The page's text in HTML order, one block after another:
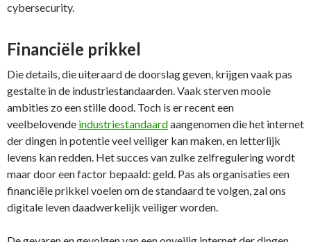
cybersecurity.
Financiële prikkel
Die details, die uiteraard de doorslag geven, krijgen vaak pas
gestalte in de industriestandaarden. Vaak sterven mooie
ambities zo een stille dood. Toch is er recent een
veelbelovende industriestandaardaangenomen die het internet
der dingen in potentie veel veiliger kan maken, en letterlijk
levens kan redden. Het succes van zulke zelfregulering wordt
maar door een factor bepaald: geld. Pas als organisaties een
financiële prikkel voelen om de standaard te volgen, zal ons
digitale leven daadwerkelijk veiliger worden.